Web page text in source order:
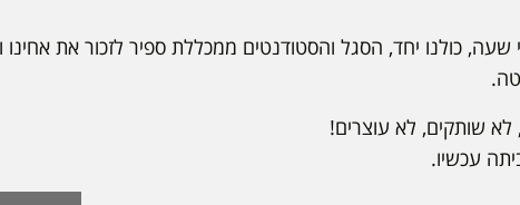
כולנו יחד, הסגל והסטודנטים ממכללת ספיר לזכור את אחינו
שותקים, לא עוצרים!
עכשיו.